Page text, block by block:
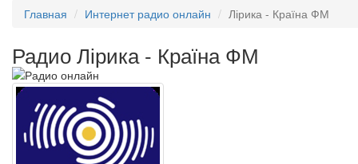
Главная
Интернет радио онлайн Лірика - Країна ФМ
Радио Лірика - Країна ФМ